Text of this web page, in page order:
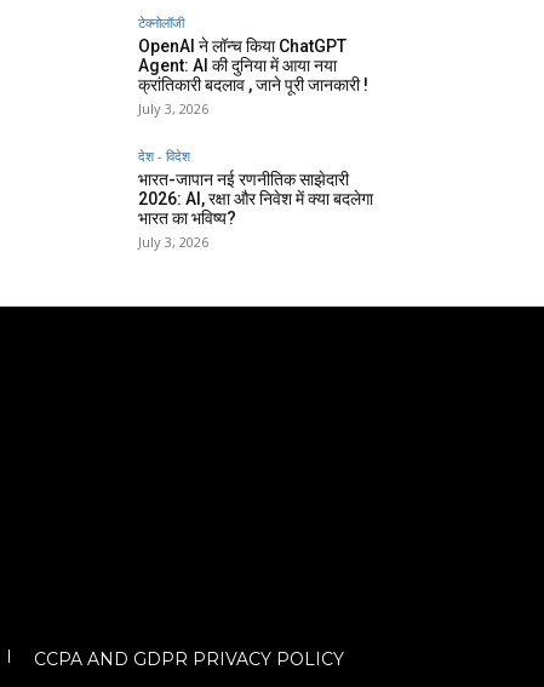
टेक्नोलॉजी
OpenAI ने लॉन्च किया ChatGPT
Agent: AI की दुनिया में आया नया
क्रांतिकारी बदलाव , जाने पूरी जानकारी !
July 3, 2026
देश - विदेश
भारत-जापान नई रणनीतिक साझेदारी
2026: AI, रक्षा और निवेश में क्या बदलेगा
भारत का भविष्य?
July 3, 2026
CCPA AND GDPR PRIVACY POLICY